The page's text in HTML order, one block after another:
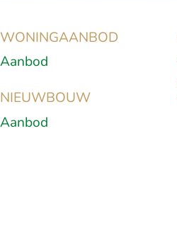
WONINGAANBOD
Aanbod
NIEUWBOUW
Aanbod